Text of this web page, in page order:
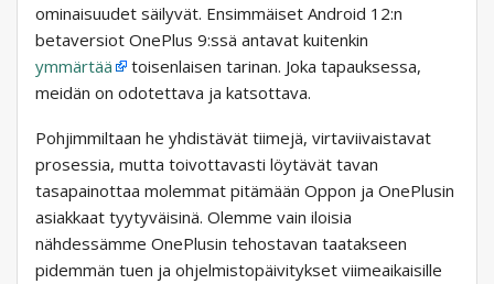
ominaisuudet säilyvät. Ensimmäiset Android 12:n
betaversiot OnePlus 9:ssä antavat kuitenkin
ymmärtää
toisenlaisen tarinan. Joka tapauksessa,
meidän on odotettava ja katsottava.
Pohjimmiltaan he yhdistävät tiimejä, virtaviivaistavat
prosessia, mutta toivottavasti löytävät tavan
tasapainottaa molemmat pitämään Oppon ja OnePlusin
asiakkaat tyytyväisinä. Olemme vain iloisia
nähdessämme OnePlusin tehostavan taatakseen
pidemmän tuen ja ohjelmistopäivitykset viimeaikaisille